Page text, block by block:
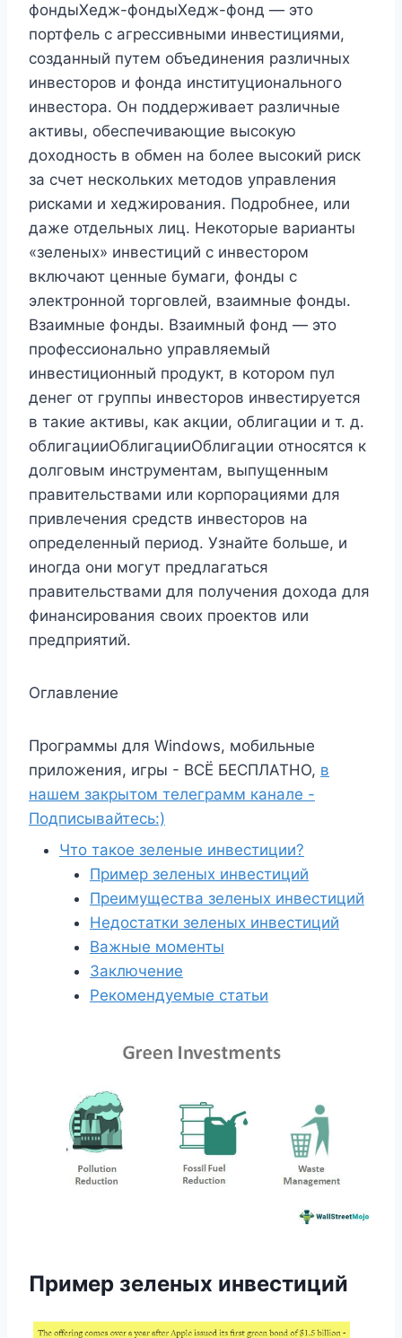
фондыХедж-фондыХедж-фонд — это
портфель с агрессивными инвестициями,
созданный путем объединения различных
инвесторов и фонда институционального
инвестора. Он поддерживает различные
активы, обеспечивающие высокую
доходность в обмен на более высокий риск
за счет нескольких методов управления
рисками и хеджирования. Подробнее, или
даже отдельных лиц. Некоторые варианты
«зеленых» инвестиций с инвестором
включают ценные бумаги, фонды с
электронной торговлей, взаимные фонды.
Взаимные фонды. Взаимный фонд — это
профессионально управляемый
инвестиционный продукт, в котором пул
денег от группы инвесторов инвестируется
в такие активы, как акции, облигации и т. д.
облигацииОблигацииОблигации относятся к
долговым инструментам, выпущенным
правительствами или корпорациями для
привлечения средств инвесторов на
определенный период. Узнайте больше, и
иногда они могут предлагаться
правительствами для получения дохода для
финансирования своих проектов или
предприятий.
Оглавление
Программы для Windows, мобильные
приложения, игры - ВСЁ БЕСПЛАТНО, в
нашем закрытом телеграмм канале -
Подписывайтесь:)
Что такое зеленые инвестиции?
Пример зеленых инвестиций
Преимущества зеленых инвестиций
Недостатки зеленых инвестиций
Важные моменты
Заключение
Рекомендуемые статьи
Пример зеленых инвестиций